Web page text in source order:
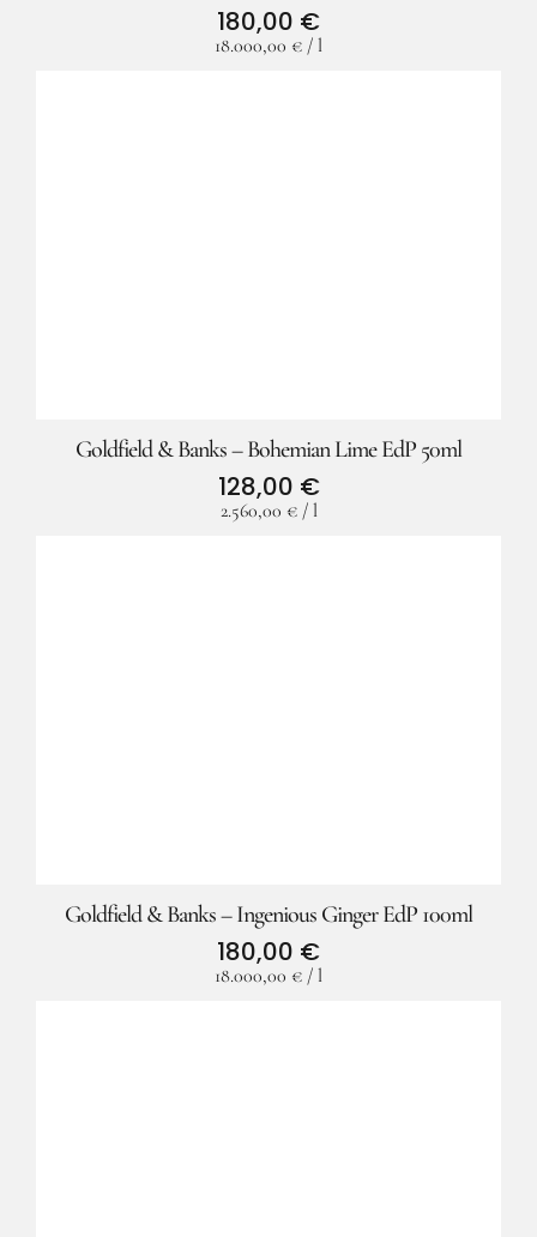
180,00 €
18.000,00 € / l
Goldfield & Banks – Bohemian Lime EdP 50ml
128,00 €
2.560,00 €/ l
Goldfield & Banks – Ingenious Ginger EdP 100ml
180,00 €
18.000,00 € / l